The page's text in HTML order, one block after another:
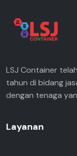
LSJ Container
tahun di bidang
dengan tenaga
Layanan